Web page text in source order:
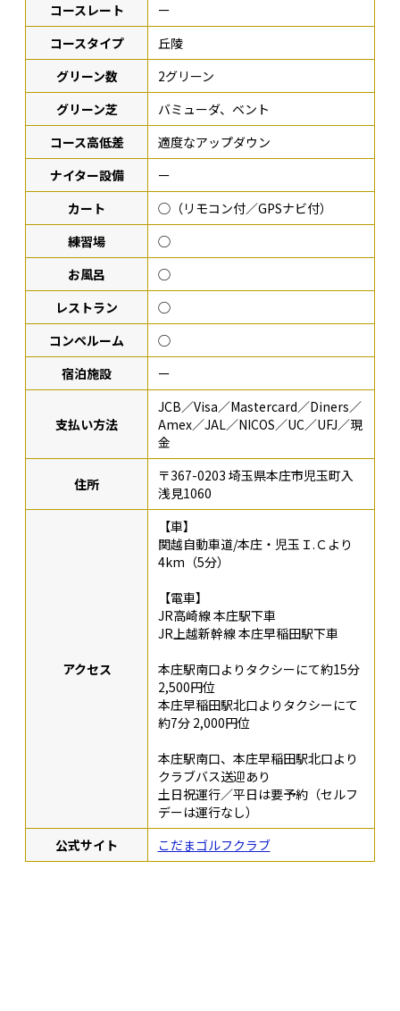
コースレート
ー
コースタイプ
丘陵
グリーン数
2グリーン
グリーン芝
バミューダ、ベント
コース高低差
適度なアップダウン
ナイター設備
ー
カート
◯（リモコン付／GPSナビ付）
練習場
◯
お風呂
◯
レストラン
◯
コンペルーム
◯
宿泊施設
ー
支払い方法
JCB／Visa／Mastercard／Diners／
Amex／JAL／NICOS／UC／UFJ／現
金
住所
〒367-0203 埼玉県本庄市児玉町入
浅見1060
アクセス
【車】
関越自動車道/本庄・児玉Ｉ.Ｃより
4km（5分）
【電車】
JR高崎線 本庄駅下車
JR上越新幹線 本庄早稲田駅下車
本庄駅南口よりタクシーにて約15分
2,500円位
本庄早稲田駅北口よりタクシーにて
約7分 2,000円位
本庄駅南口、本庄早稲田駅北口より
クラブバス送迎あり
土日祝運行／平日は要予約（セルフ
デーは運行なし）
公式サイト
こだまゴルフクラブ